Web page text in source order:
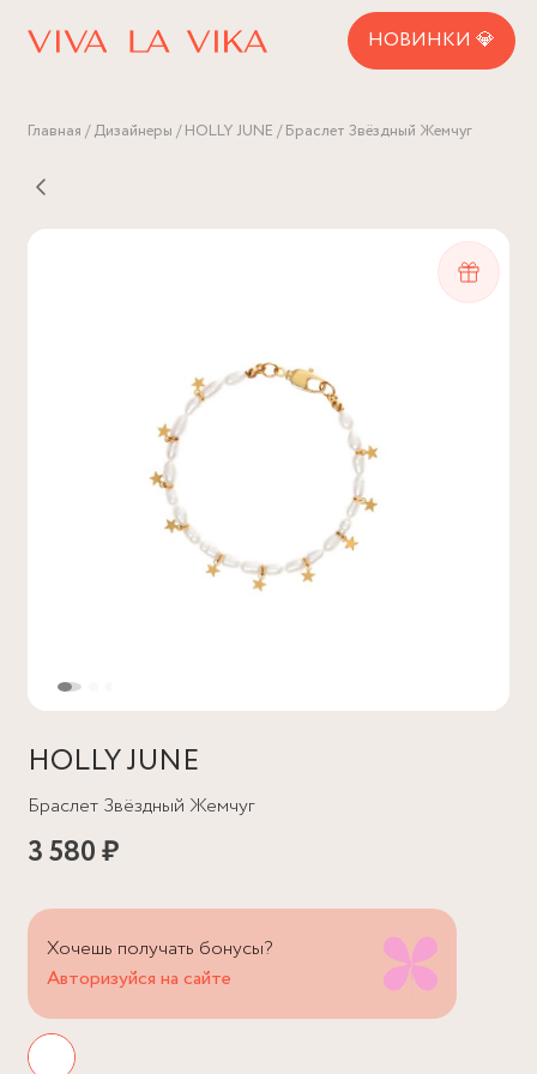
НОВИНКИ 💎
Главная Дизайнеры HOLLY JUNE Браслет Звёздный Жемчуг
HOLLY JUNE
Браслет Звёздный Жемчуг
3 580 ₽
Хочешь получать бонусы?
Авторизуйся на сайте